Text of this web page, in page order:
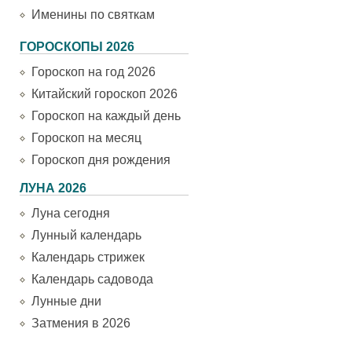
Именины по святкам
ГОРОСКОПЫ 2026
Гороскоп на год 2026
Китайский гороскоп 2026
Гороскоп на каждый день
Гороскоп на месяц
Гороскоп дня рождения
ЛУНА 2026
Луна сегодня
Лунный календарь
Календарь стрижек
Календарь садовода
Лунные дни
Затмения в 2026